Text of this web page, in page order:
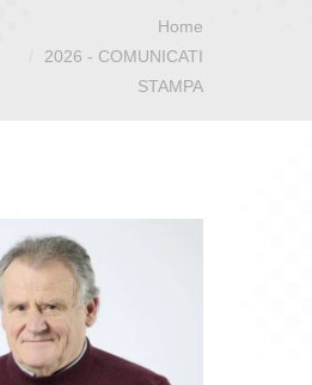
Home
2026 - COMUNICATI
STAMPA